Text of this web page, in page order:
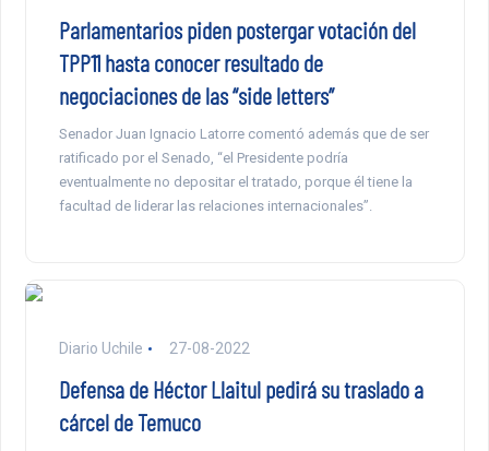
Parlamentarios piden postergar votación del
TPP11 hasta conocer resultado de
negociaciones de las “side letters”
Senador Juan Ignacio Latorre comentó además que de ser
ratificado por el Senado, “el Presidente podría
eventualmente no depositar el tratado, porque él tiene la
facultad de liderar las relaciones internacionales”.
Diario Uchile 27-08-2022
Defensa de Héctor Llaitul pedirá su traslado a
cárcel de Temuco